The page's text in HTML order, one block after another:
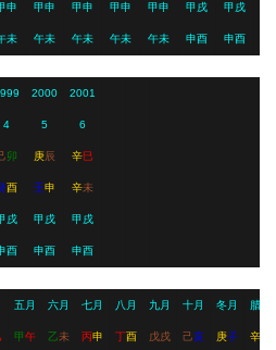
申 甲申 甲申 甲申 甲申 甲戌 甲戌
未 午未 午未 午未 午未 申酉 申酉
2000 2001
4 5 6
卯 庚辰 辛巳
酉 壬申 辛未
戌 甲戌 甲戌
酉 申酉 申酉
五月 六月 七月 八月 九月 十月 冬月 腊月
甲午 乙未 丙申 丁酉 戊戌 己亥 庚子 辛